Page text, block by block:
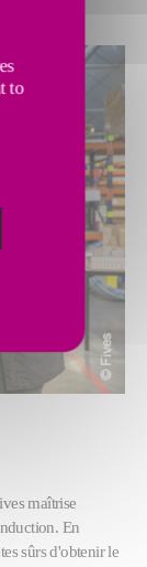
maîtrise
En
sûrs d'obtenir le
to